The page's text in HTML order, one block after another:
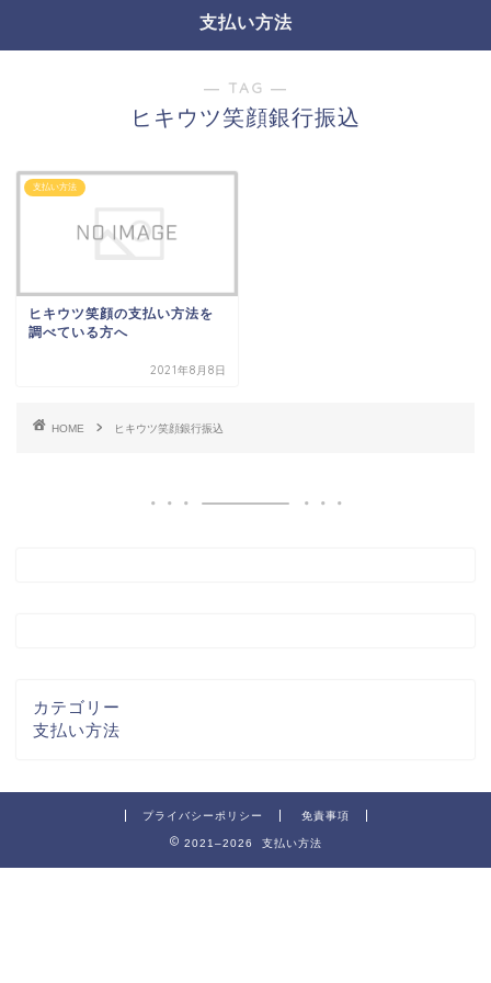
支払い方法
― TAG ―
ヒキウツ笑顔銀行振込
支払い方法
ヒキウツ笑顔の支払い方法を
調べている方へ
2021年8月8日
HOME ヒキウツ笑顔銀行振込
カテゴリー
支払い方法
プライバシーポリシー 免責事項
2021–2026 支払い方法